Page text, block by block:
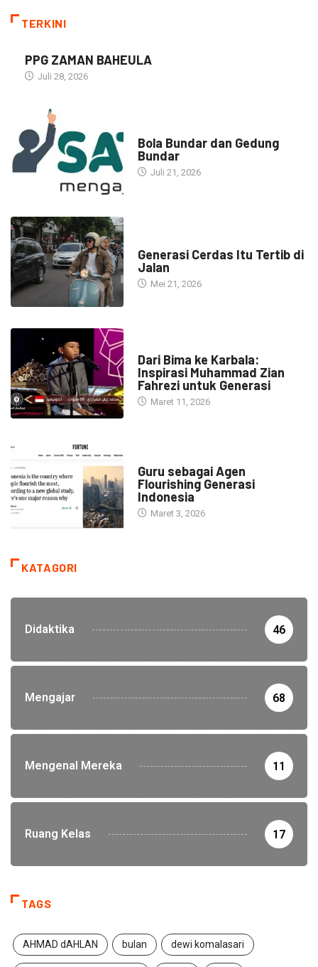
TERKINI
PPG ZAMAN BAHEULA
Juli 28, 2026
Bola Bundar dan Gedung
Bundar
Juli 21, 2026
Generasi Cerdas Itu Tertib di
Jalan
Mei 21, 2026
Dari Bima ke Karbala:
Inspirasi Muhammad Zian
Fahrezi untuk Generasi
Maret 11, 2026
Guru sebagai Agen
Flourishing Generasi
Indonesia
Maret 3, 2026
KATAGORI
Didaktika 46
Mengajar 68
Mengenal Mereka 11
Ruang Kelas 17
TAGS
AHMAD dAHLAN bulan dewi komalasari